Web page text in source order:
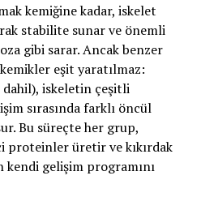
kemiğine kadar, iskelet
stabilite sunar ve önemli
gibi sarar. Ancak benzer
eşit yaratılmaz:
iskeletin çeşitli
sırasında farklı öncül
Bu süreçte her grup,
proteinler üretir ve kıkırdak
gelişim programını